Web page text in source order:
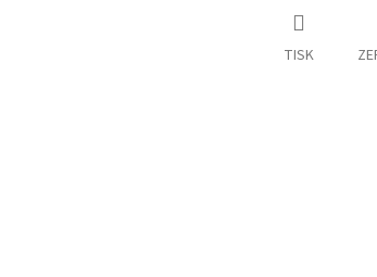
TISK